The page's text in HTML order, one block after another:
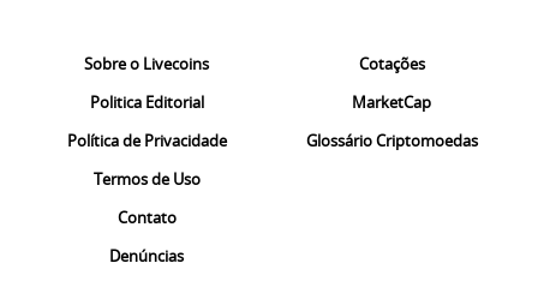
Sobre o Livecoins
Politica Editorial
Política de Privacidade
Termos de Uso
Contato
Denúncias
Cotações
MarketCap
Glossário Criptomoedas